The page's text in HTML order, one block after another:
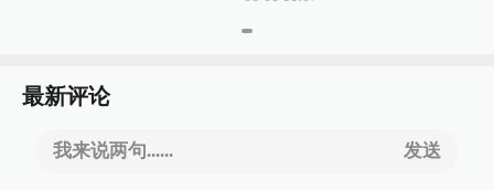
最新评论
我来说两句...... 发送